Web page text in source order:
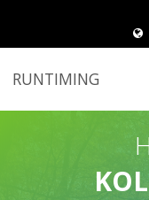
RUNTIMING